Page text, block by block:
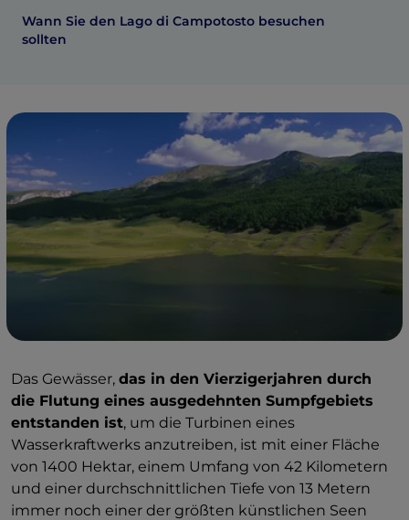
Wann Sie den Lago di Campotosto besuchen
sollten
Das Gewässer, das in den Vierzigerjahren durch
die Flutung eines ausgedehnten Sumpfgebiets
entstanden ist, um die Turbinen eines
Wasserkraftwerks anzutreiben, ist mit einer Fläche
von 1400 Hektar, einem Umfang von 42 Kilometern
und einer durchschnittlichen Tiefe von 13 Metern
immer noch einer der größten künstlichen Seen